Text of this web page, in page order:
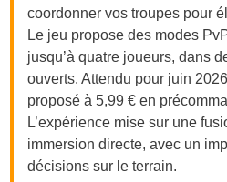
coordonner vos troupes pour
Le jeu propose des modes
jusqu’à quatre joueurs, dans
ouverts. Attendu pour juin
proposé à 5,99 € en
L’expérience mise sur une
immersion directe, avec un
décisions sur le terrain.